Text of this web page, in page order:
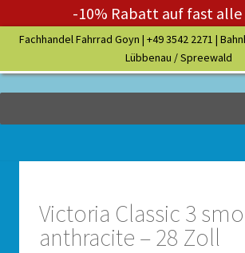
-10% Rabatt auf fast alle
Fachhandel Fahrrad Goyn | +49 3542 2271 |
Lübbenau / Spreewald
Victoria Classic 3
anthracite – 28 Zoll